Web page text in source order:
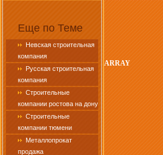
Еще по Теме
Невская строительная
компания
Русская строительная
компания
Строительные
компании ростова на дону
Строительные
компании тюмени
Металлопрокат
продажа
ARRAY